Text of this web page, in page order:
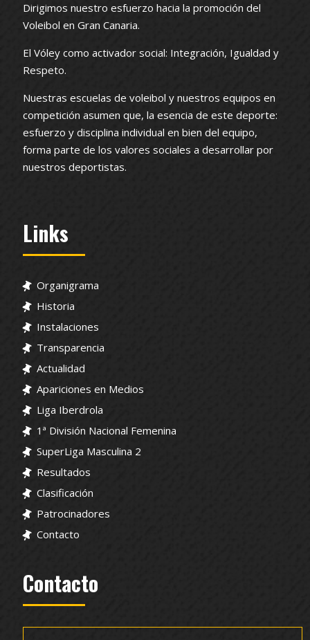
Dirigimos nuestro esfuerzo hacia la promoción del
Voleibol en Gran Canaria.
El Vóley como activador social: Integración, Igualdad y
Respeto.
Nuestras escuelas de voleibol y nuestros equipos en
competición asumen que, la esencia de este deporte:
esfuerzo y disciplina individual en bien del equipo,
forma parte de los valores sociales a desarrollar por
nuestros deportistas.
Links
Organigrama
Historia
Instalaciones
Transparencia
Actualidad
Apariciones en Medios
Liga Iberdrola
1ª División Nacional Femenina
SuperLiga Masculina 2
Resultados
Clasificación
Patrocinadores
Contacto
Contacto